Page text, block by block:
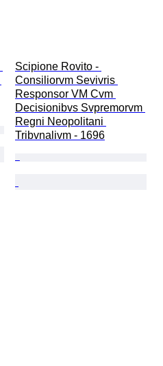
Scipione Rovito -
Consiliorvm Sevivris
Responsor VM Cvm
Decisionibvs Svpremorvm
Regni Neopolitani
Tribvnalivm - 1696